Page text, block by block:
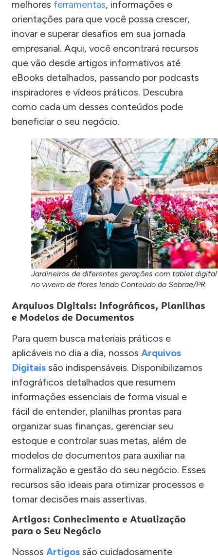
melhores ferramentas, informações e
orientações para que você possa crescer,
inovar e superar desafios em sua jornada
empresarial. Aqui, você encontrará recursos
que vão desde artigos informativos até
eBooks detalhados, passando por podcasts
inspiradores e vídeos práticos. Descubra
como cada um desses conteúdos pode
beneficiar o seu negócio.
Jardineiros de diferentes gerações com tablet digital
no viveiro de flores lendo Conteúdo do Sebrae/PR.
Arquivos Digitais: Infográficos, Planilhas
e Modelos de Documentos
Para quem busca materiais práticos e
aplicáveis no dia a dia, nossos Arquivos
Digitais são indispensáveis. Disponibilizamos
infográficos detalhados que resumem
informações essenciais de forma visual e
fácil de entender, planilhas prontas para
organizar suas finanças, gerenciar seu
estoque e controlar suas metas, além de
modelos de documentos para auxiliar na
formalização e gestão do seu negócio. Esses
recursos são ideais para otimizar processos e
tomar decisões mais assertivas.
Artigos: Conhecimento e Atualização
para o Seu Negócio
Nossos Artigos são cuidadosamente